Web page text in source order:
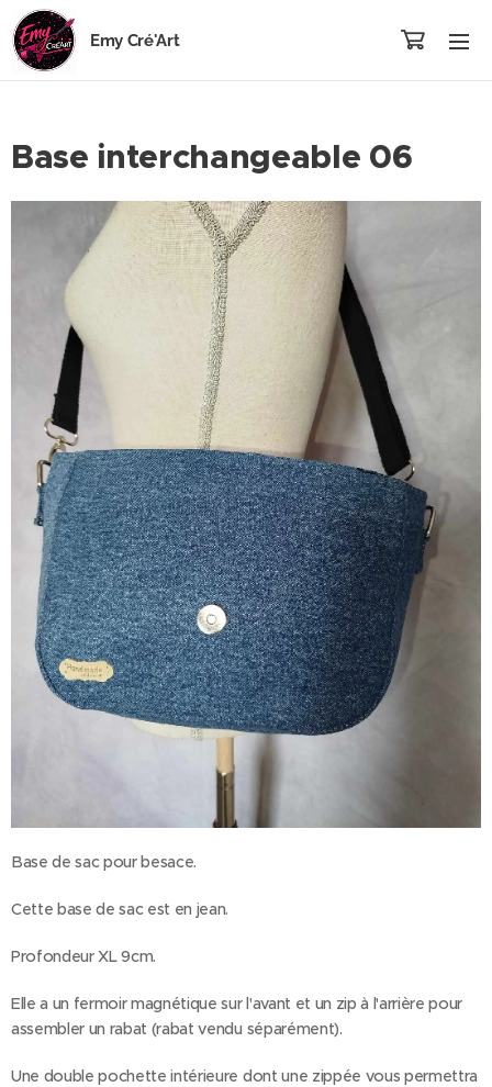
Emy Cré'Art
Base interchangeable 06
Base de sac pour besace.
Cette base de sac est en jean.
Profondeur XL 9cm.
Elle a un fermoir magnétique sur l'avant et un zip à l'arrière pour
assembler un rabat (rabat vendu séparément).
Une double pochette intérieure dont une zippée vous permettra